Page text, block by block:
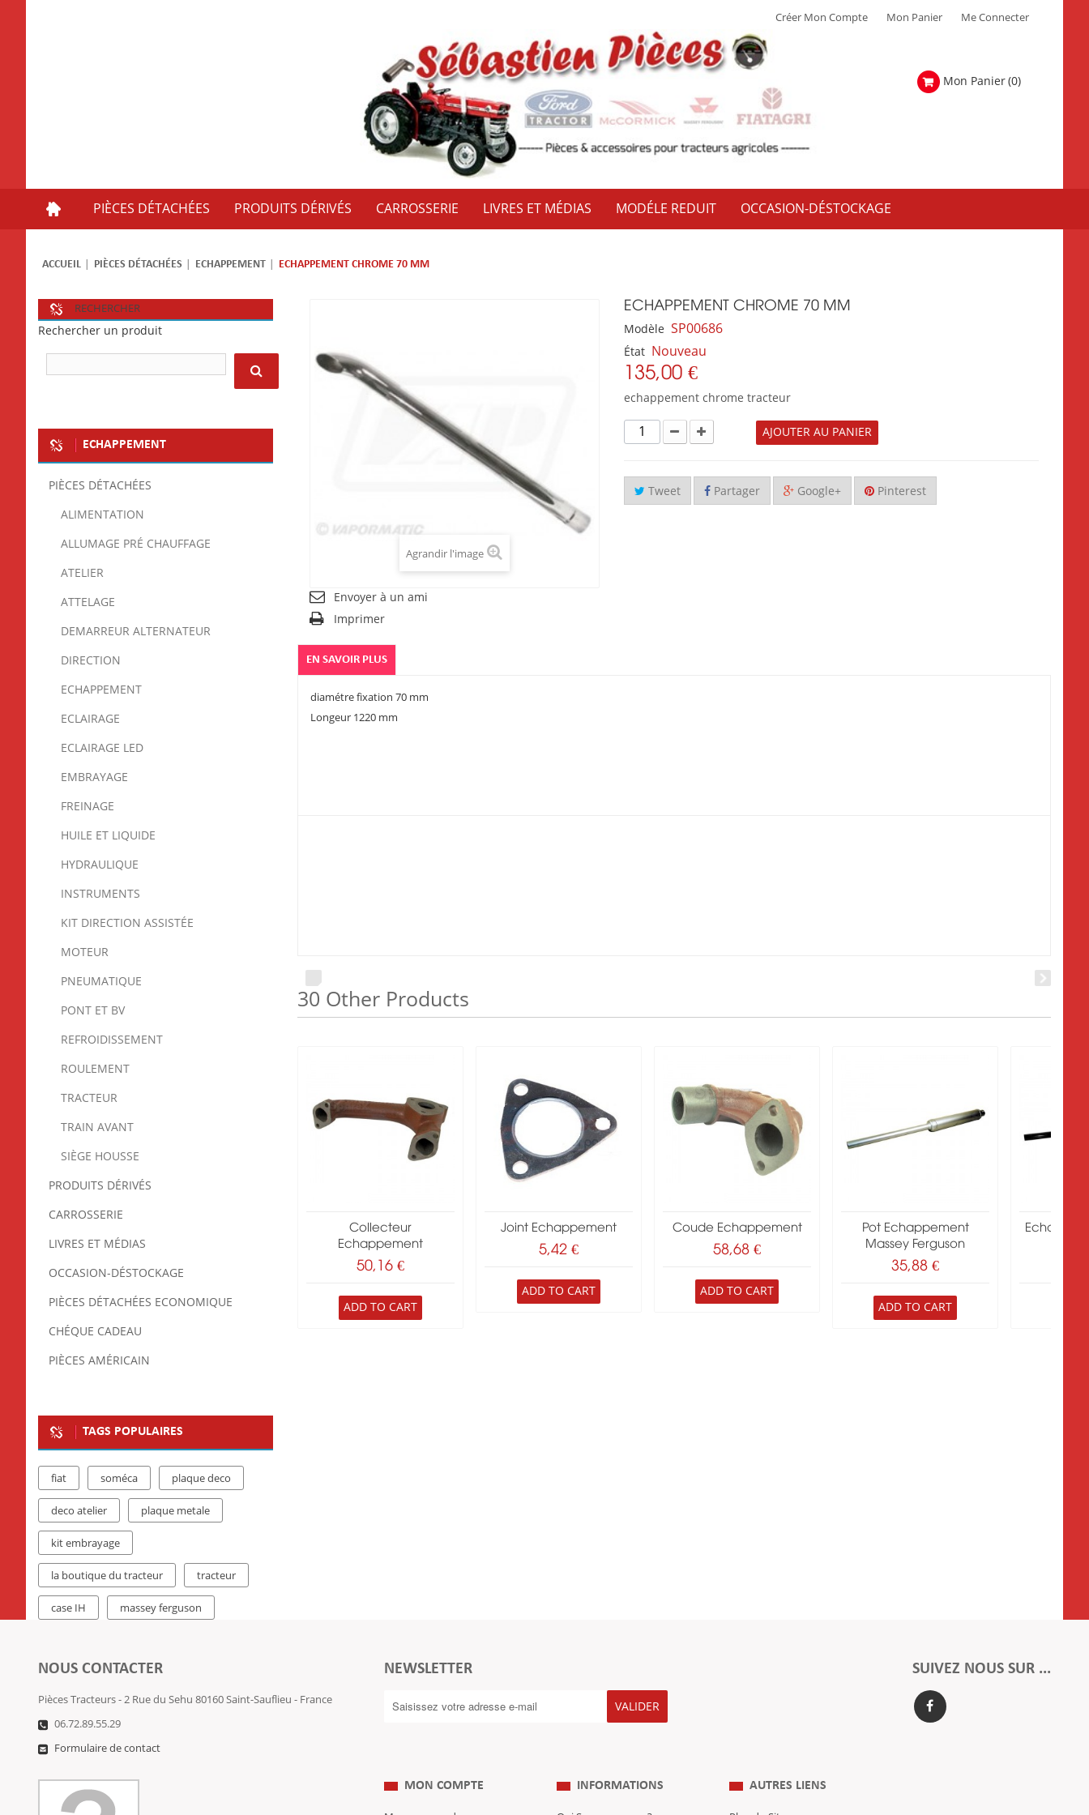
Créer Mon Compte Mon Panier Me Connecter
Mon Panier(0)
PIÈCES DÉTACHÉES PRODUITS DÉRIVÉS CARROSSERIE LIVRES ET MÉDIAS MODÉLE REDUIT OCCASION-DÉSTOCKAGE
ACCUEIL PIÈCES DÉTACHÉES ECHAPPEMENT ECHAPPEMENT CHROME 70 MM
RECHERCHER
Rechercher un produit
ECHAPPEMENT
PIÈCES DÉTACHÉES
ALIMENTATION
ALLUMAGE PRÉ CHAUFFAGE
ATELIER
ATTELAGE
DEMARREUR ALTERNATEUR
DIRECTION
ECHAPPEMENT
ECLAIRAGE
ECLAIRAGE LED
EMBRAYAGE
FREINAGE
HUILE ET LIQUIDE
HYDRAULIQUE
INSTRUMENTS
KIT DIRECTION ASSISTÉE
MOTEUR
PNEUMATIQUE
PONT ET BV
REFROIDISSEMENT
ROULEMENT
TRACTEUR
TRAIN AVANT
SIÈGE HOUSSE
PRODUITS DÉRIVÉS
CARROSSERIE
LIVRES ET MÉDIAS
OCCASION-DÉSTOCKAGE
PIÈCES DÉTACHÉES ECONOMIQUE
CHÉQUE CADEAU
PIÈCES AMÉRICAIN
TAGS POPULAIRES
fiat soméca plaque deco
deco atelier plaque metale
kit embrayage
la boutique du tracteur tracteur
case IH massey ferguson
Agrandir l'image
Envoyer à un ami
Imprimer
ECHAPPEMENT CHROME 70 MM
Modèle SP00686
État Nouveau
135,00 €
echappement chrome tracteur
AJOUTER AU PANIER
Tweet Partager Google+ Pinterest
EN SAVOIR PLUS
diamétre fixation 70 mm
Longeur 1220 mm
30 Other Products
Collecteur
Echappement
50,16 €
ADD TO CART
Joint Echappement
5,42 €
ADD TO CART
Coude Echappement
58,68 €
ADD TO CART
Pot Echappement
Massey Ferguson
35,88 €
ADD TO CART
NOUS CONTACTER
Pièces Tracteurs - 2 Rue du Sehu 80160 Saint-Sauflieu - France
06.72.89.55.29
Formulaire de contact
NEWSLETTER
VALIDER
SUIVEZ NOUS SUR ...
MON COMPTE INFORMATIONS AUTRES LIENS